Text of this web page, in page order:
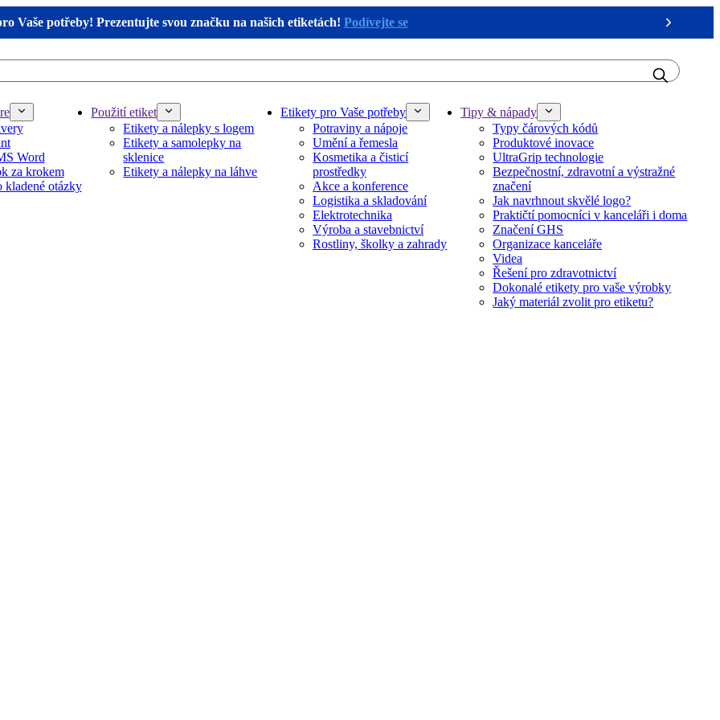
Vaše potřeby! Prezentujte svou značku na našich etiketách! Podívejte se
Next
Word
za krokem
kladené otázky
Použití etiket
Etikety a nálepky s logem
Etikety a samolepky na
sklenice
Etikety a nálepky na láhve
Etikety pro Vaše potřeby
Potraviny a nápoje
Umění a řemesla
Kosmetika a čisticí
prostředky
Akce a konference
Logistika a skladování
Elektrotechnika
Výroba a stavebnictví
Rostliny, školky a zahrady
Tipy & nápady
Typy čárových kódů
Produktové inovace
UltraGrip technologie
Bezpečnostní, zdravotní a výstražné
značení
Jak navrhnout skvělé logo?
Praktičtí pomocníci v kanceláři i doma
Značení GHS
Organizace kanceláře
Videa
Řešení pro zdravotnictví
Dokonalé etikety pro vaše výrobky
Jaký materiál zvolit pro etiketu?